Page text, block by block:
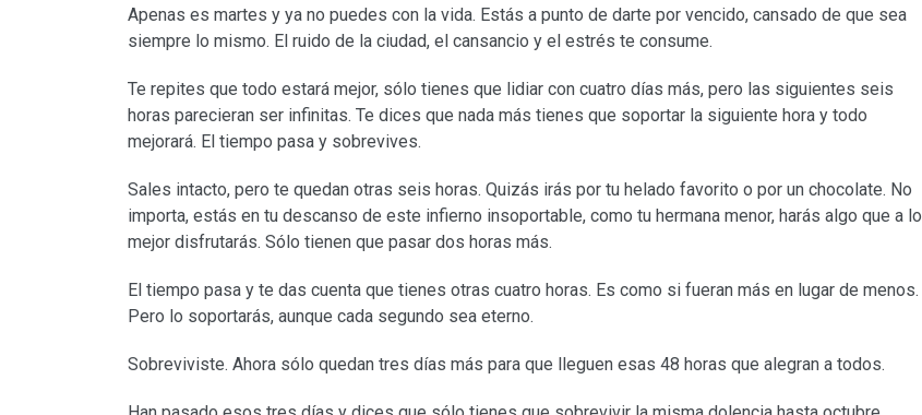
Apenas es martes y ya no puedes con la vida. Estás a punto de darte por vencido, cansado de que sea
siempre lo mismo. El ruido de la ciudad, el cansancio y el estrés te consume.
Te repites que todo estará mejor, sólo tienes que lidiar con cuatro días más, pero las siguientes seis
horas parecieran ser infinitas. Te dices que nada más tienes que soportar la siguiente hora y todo
mejorará. El tiempo pasa y sobrevives.
Sales intacto, pero te quedan otras seis horas. Quizás irás por tu helado favorito o por un chocolate. No
importa, estás en tu descanso de este infierno insoportable, como tu hermana menor, harás algo que a lo
mejor disfrutarás. Sólo tienen que pasar dos horas más.
El tiempo pasa y te das cuenta que tienes otras cuatro horas. Es como si fueran más en lugar de menos.
Pero lo soportarás, aunque cada segundo sea eterno.
Sobreviviste. Ahora sólo quedan tres días más para que lleguen esas 48 horas que alegran a todos.